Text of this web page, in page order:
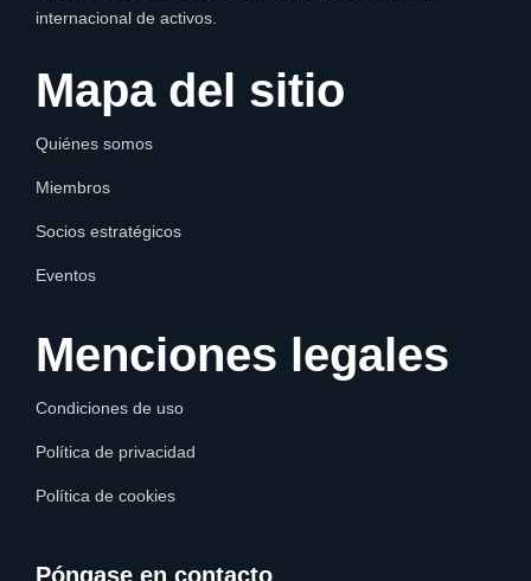
internacional de activos.
Mapa del sitio
Quiénes somos
Miembros
Socios estratégicos
Eventos
Menciones legales
Condiciones de uso
Política de privacidad
Política de cookies
Póngase en contacto